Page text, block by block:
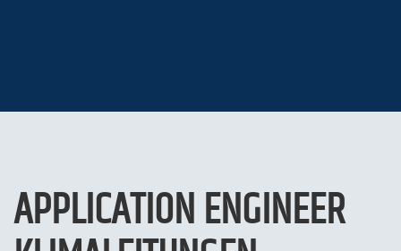
APPLICATION ENGINEER